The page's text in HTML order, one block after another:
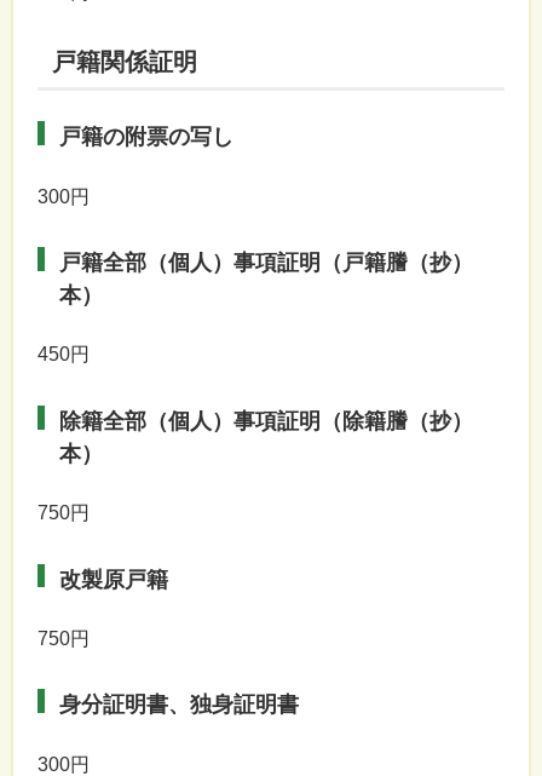
戸籍関係証明
戸籍の附票の写し
300円
戸籍全部（個人）事項証明（戸籍謄（抄）
本）
450円
除籍全部（個人）事項証明（除籍謄（抄）
本）
750円
改製原戸籍
750円
身分証明書、独身証明書
300円